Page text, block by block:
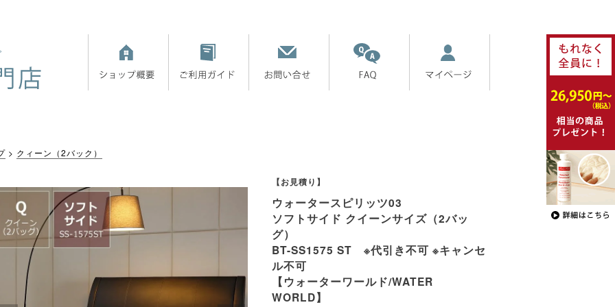
クィーン（2バック）
【お見積り】
ウォータースピリッツ03
ソフトサイド クイーンサイズ（2バッ
グ）
BT-SS1575 ST ※代引き不可 ※キャンセ
ル不可
【ウォーターワールド/WATER
WORLD】